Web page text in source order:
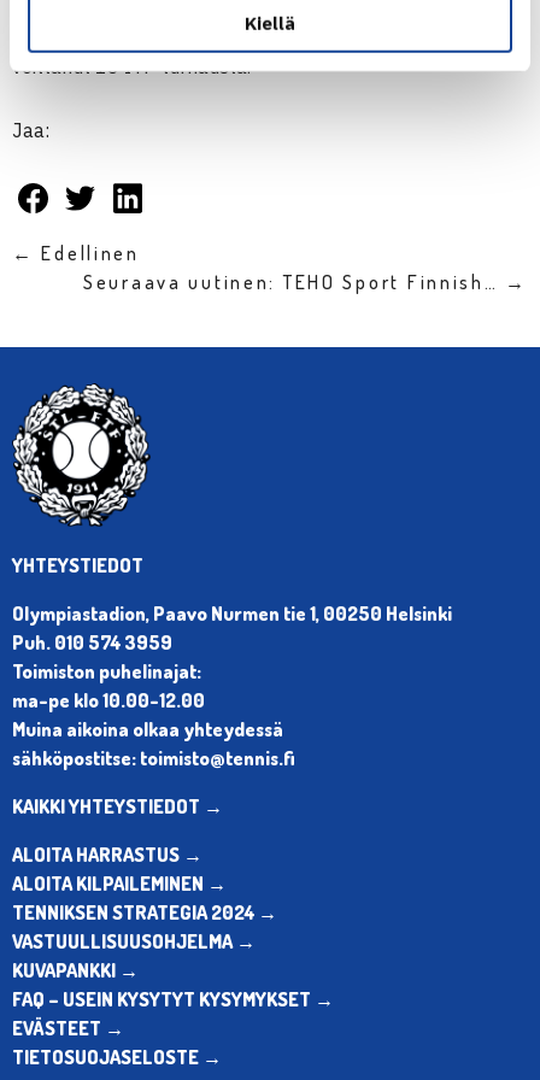
Kiellä
pelaaja juhli viime vuonna Kiinassa. Nelinpelissä hän on
voittanut 13 ITF-turnausta.
Jaa:
← Edellinen
Seuraava uutinen: TEHO Sport Finnish… →
YHTEYSTIEDOT
Olympiastadion, Paavo Nurmen tie 1, 00250 Helsinki
Puh. 010 574 3959
Toimiston puhelinajat:
ma-pe klo 10.00-12.00
Muina aikoina olkaa yhteydessä
sähköpostitse: toimisto@tennis.fi
KAIKKI YHTEYSTIEDOT →
ALOITA HARRASTUS →
ALOITA KILPAILEMINEN →
TENNIKSEN STRATEGIA 2024 →
VASTUULLISUUSOHJELMA →
KUVAPANKKI →
FAQ – USEIN KYSYTYT KYSYMYKSET →
EVÄSTEET →
TIETOSUOJASELOSTE →